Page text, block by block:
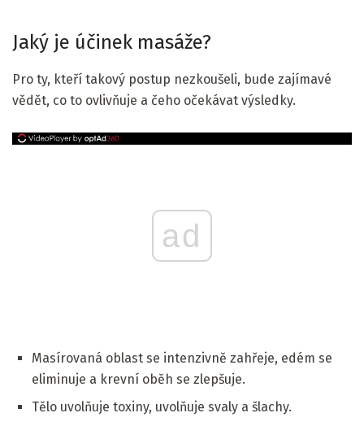
Jaký je účinek masáže?
Pro ty, kteří takový postup nezkoušeli, bude zajímavé
vědět, co to ovlivňuje a čeho očekávat výsledky.
ad
Masírovaná oblast se intenzivně zahřeje, edém se
eliminuje a krevní oběh se zlepšuje.
Tělo uvolňuje toxiny, uvolňuje svaly a šlachy.